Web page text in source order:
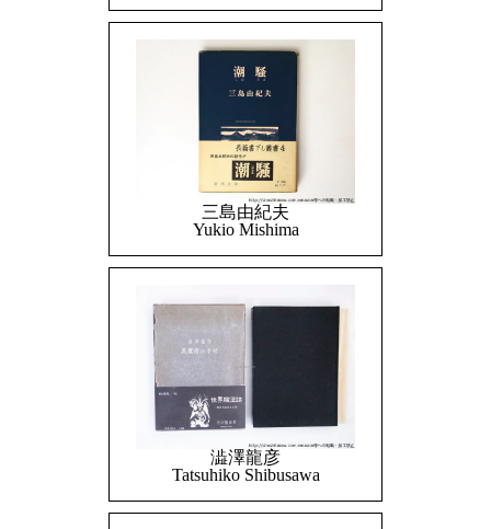
三島由紀夫
Yukio Mishima
澁澤龍彦
Tatsuhiko Shibusawa